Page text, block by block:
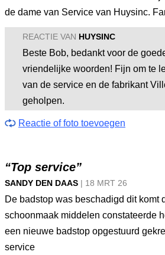
de dame van Service van Huysinc.
REACTIE VAN HUYSINC
Beste Bob, bedankt voor de
vriendelijke woorden! Fijn om te
van de service en de fabrikant
geholpen.
Reactie of foto toevoegen
“Top service”
SANDY DEN DAAS | 18 MRT 26
De badstop was beschadigd dit komt
schoonmaak middelen constateerde
een nieuwe badstop opgestuurd
service